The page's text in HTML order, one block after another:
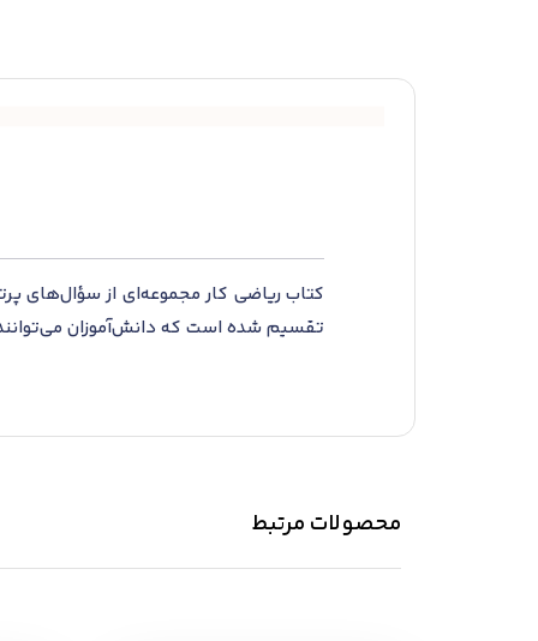
کتاب ریاضی کار مجموعه‌‌ای از سؤال‌‌های
تقسیم شده است که دانش‌‌‌‌آموزان
شروع هر بخش با سؤال‌‌های درست و
محصولات مرتبط